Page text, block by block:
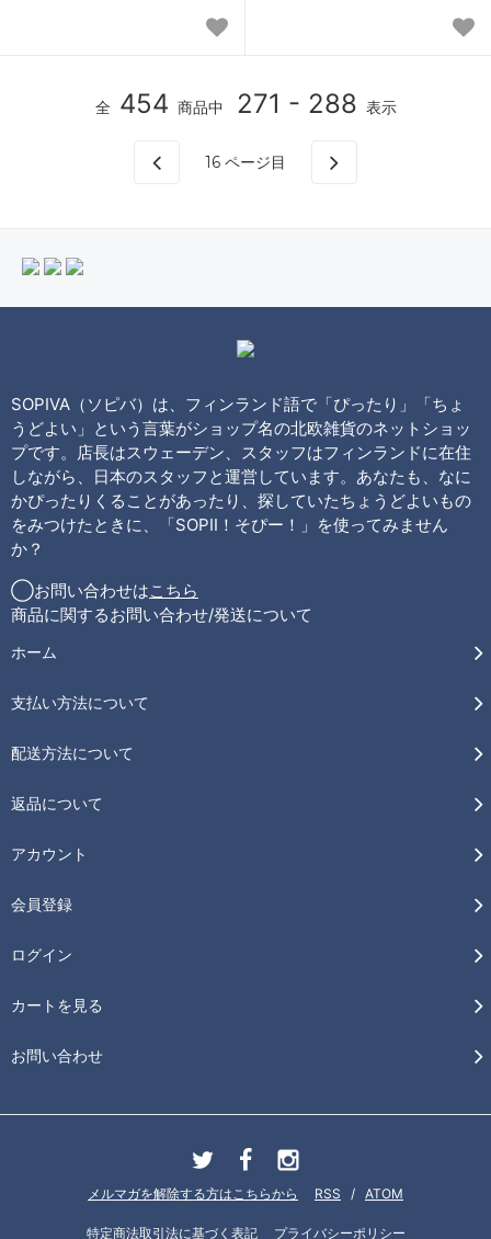
全 454 商品中 271 - 288 表示
16 ページ目
SOPIVA（ソピバ）は、フィンランド語で「ぴったり」「ちょ
うどよい」という言葉がショップ名の北欧雑貨のネットショッ
プです。店長はスウェーデン、スタッフはフィンランドに在住
しながら、日本のスタッフと運営しています。あなたも、なに
かぴったりくることがあったり、探していたちょうどよいもの
をみつけたときに、「SOPII！そぴー！」を使ってみません
か？
◯お問い合わせはこちら
商品に関するお問い合わせ/発送について
ホーム
支払い方法について
配送方法について
返品について
アカウント
会員登録
ログイン
カートを見る
お問い合わせ
メルマガを解除する方はこちらから RSS / ATOM
特定商法取引法に基づく表記 プライバシーポリシー